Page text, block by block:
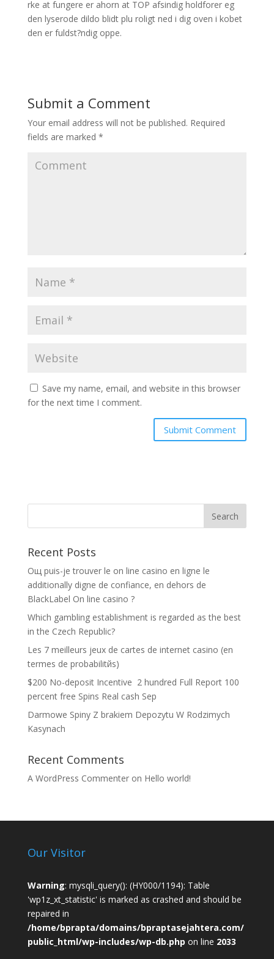
rke at fungere er ahorn at TOP afsindig holdforer eg
den lyserode dildo blidt plu roligt ned i dig oven i kobet
den er fuldst?ndig oppe.
Submit a Comment
Your email address will not be published. Required
fields are marked *
Save my name, email, and website in this browser
for the next time I comment.
Recent Posts
Oщ puis-je trouver le on line casino en ligne le
additionally digne de confiance, en dehors de
BlackLabel On line casino ?
Which gambling establishment is regarded as the best
in the Czech Republic?
Les 7 meilleurs jeux de cartes de internet casino (en
termes de probabilitйs)
$200 No-deposit Incentive ️ 2 hundred Full Report 100
percent free Spins Real cash Sep
Darmowe Spiny Z brakiem Depozytu W Rodzimych
Kasynach
Recent Comments
A WordPress Commenteron Hello world!
Our Visitor
Warning: mysqli_query(): (HY000/1194): Table
'wp1z_xt_statistic' is marked as crashed and should be
repaired in
/home/bprapta/domains/bpraptasejahtera.com/
public_html/wp-includes/wp-db.php on line 2033